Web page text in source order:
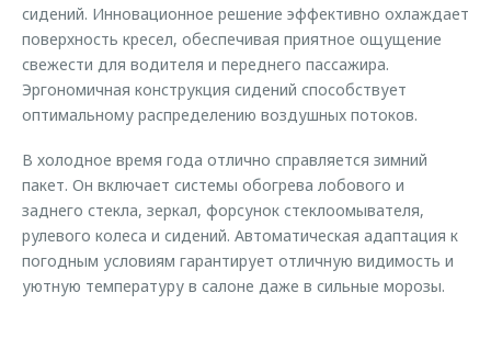
сидений. Инновационное решение эффективно охлаждает
поверхность кресел, обеспечивая приятное ощущение
свежести для водителя и переднего пассажира.
Эргономичная конструкция сидений способствует
оптимальному распределению воздушных потоков.
В холодное время года отлично справляется зимний
пакет. Он включает системы обогрева лобового и
заднего стекла, зеркал, форсунок стеклоомывателя,
рулевого колеса и сидений. Автоматическая адаптация к
погодным условиям гарантирует отличную видимость и
уютную температуру в салоне даже в сильные морозы.